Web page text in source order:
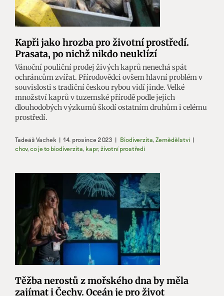
Kapři jako hrozba pro životní prostředí.
Prasata, po nichž nikdo neuklízí
Vánoční pouliční prodej živých kaprů nenechá spát
ochráncům zvířat. Přírodovědci ovšem hlavní problém v
souvislosti s tradiční českou rybou vidí jinde. Velké
množství kaprů v tuzemské přírodě podle jejich
dlouhodobých výzkumů škodí ostatním druhům i celému
prostředí.
Tadeáš Vachek | 14. prosince 2023 | Biodiverzita Zemědělství |
chov, co je to biodiverzita kapr, životní prostředí
Těžba nerostů z mořského dna by měla
zajímat i Čechy. Oceán je pro život